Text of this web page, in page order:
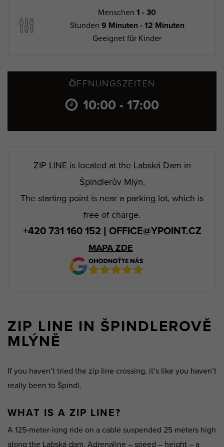
Menschen 1 - 30
Stunden 9 Minuten - 12 Minuten
Geeignet für Kinder
ÖFFNUNGSZEITEN
10:00 - 17:00
ZIP LINE is located at the Labská Dam in
Špindlerův Mlýn.
The starting point is near a parking lot, which is
free of charge.
+420 731 160 152 | OFFICE@YPOINT.CZ
MAPA ZDE
ZIP LINE IN ŠPINDLEROVĚ
MLÝNĚ
If you haven’t tried the zip line crossing, it’s like you haven’t
really been to Špindl.
WHAT IS A ZIP LINE?
A 125-meter-long ride on a cable suspended 25 meters high
along the Labská dam. Adrenaline – speed – height – a